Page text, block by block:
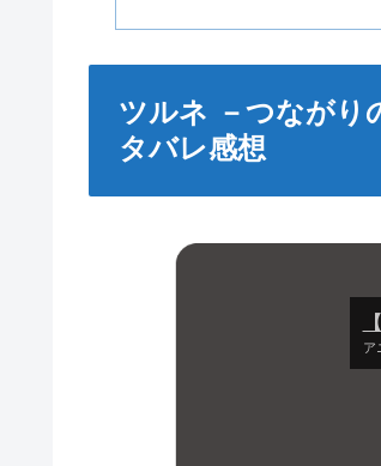
ツルネ －つながり
タバレ感想
ア